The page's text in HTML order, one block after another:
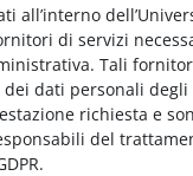
all’interno
di servizi
Tali
dei dati personali
richiesta e
del